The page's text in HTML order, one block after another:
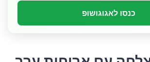
כנסו לאגוגושופ